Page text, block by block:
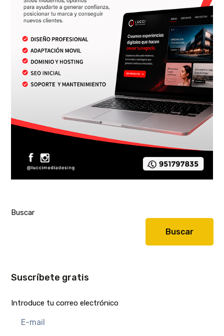
Buscar
Buscar
Suscríbete gratis
Introduce tu correo electrónico
mail